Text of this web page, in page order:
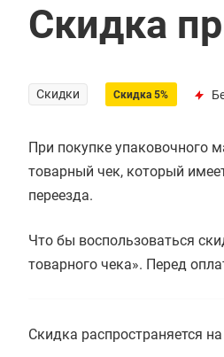
Скидка
Скидки Скидка 5%
При покупке упаковочного
товарный чек, который
переезда.
Что бы воспользоваться
товарного чека». Перед
Скидка распространяется